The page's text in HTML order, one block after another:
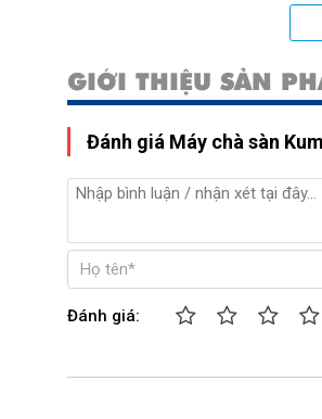
GIỚI THIỆU SẢN
Đánh giá Máy chà sàn
Đánh giá: